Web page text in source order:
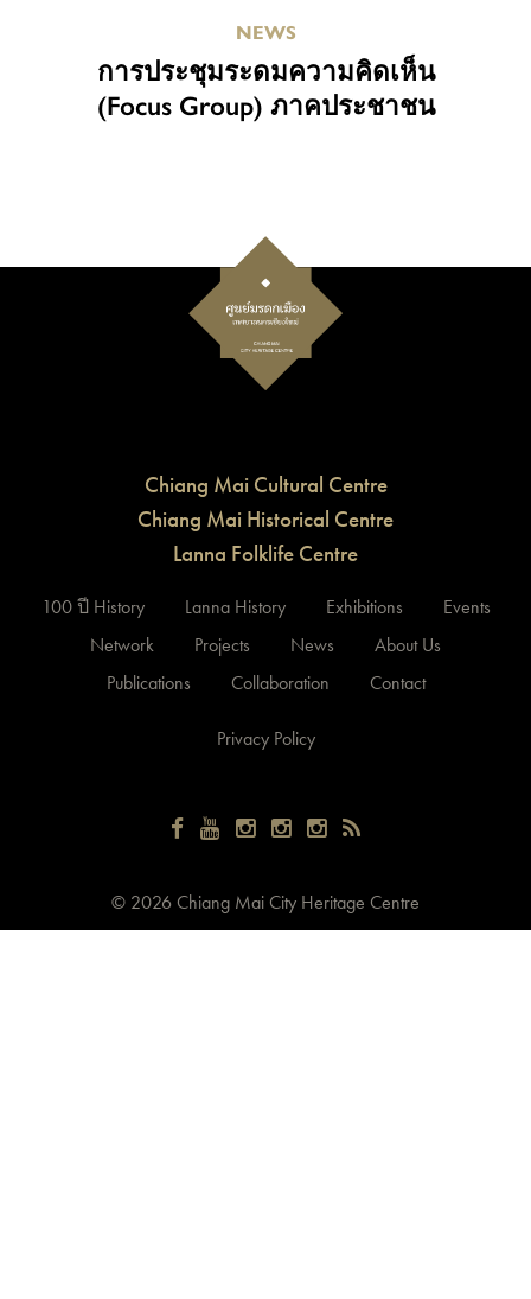
NEWS
การประชุมระดมความคิดเห็น
(Focus Group) ภาคประชาชน
Chiang Mai Cultural Centre
Chiang Mai Historical Centre
Lanna Folklife Centre
100 ปี History Lanna History Exhibitions
Events
Network
Projects News
About Us
Publications
Collaboration Contact
Privacy Policy
© 2026 Chiang Mai City Heritage Centre